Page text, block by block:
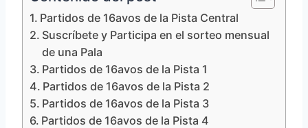
Partidos de 16avos de la Pista Central
Suscríbete y Participa en el sorteo mensual
de una Pala
Partidos de 16avos de la Pista 1
Partidos de 16avos de la Pista 2
Partidos de 16avos de la Pista 3
Partidos de 16avos de la Pista 4